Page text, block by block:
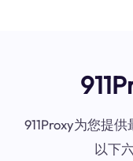
911Proxy为您提
以下